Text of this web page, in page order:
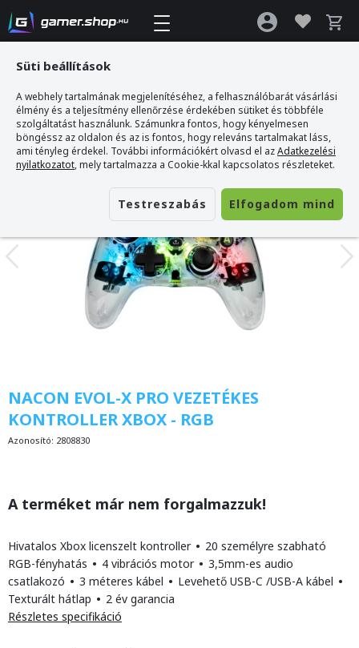
Gamer webshop >Nacon Evol-X Pro Vezetékes Kontroller XBOX - RGB
NACON EVOL-X PRO VEZETÉKES
KONTROLLER XBOX - RGB
Azonosító: 2808830
A terméket már nem forgalmazzuk!
Hivatalos Xbox licenszelt kontroller • 20 személyre szabható
RGB-fényhatás • 4 vibrációs motor • 3,5mm-es audio
csatlakozó • 3 méteres kábel • Levehető USB-C /USB-A kábel •
Texturált hátlap • 2 év garancia
Részletes specifikáció
Süti beállítások
A webhely tartalmának megjelenítéséhez, a felhasználóbarát vásárlási
élmény és a teljesítmény ellenőrzése érdekében sütiket és többféle
szolgáltatást használunk. Számunkra fontos, hogy kényelmesen
böngéssz az oldalon és az is fontos, hogy releváns tartalmakat láss,
ami tényleg érdekel. További információkért olvasd el azAdatkezelési
nyilatkozatot, mely tartalmazza a Cookie-kkal kapcsolatos részleteket.
Testreszabás Elfogadom mind